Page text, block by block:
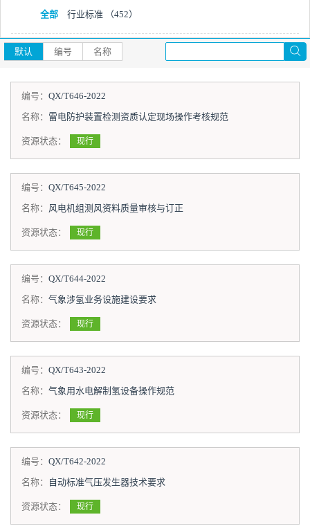
全部 行业标准 （452）
默认 编号 名称
编号： QX/T646-2022
名称： 雷电防护装置检测资质认定现场操作考核规范
资源状态： 现行
编号： QX/T645-2022
名称： 风电机组测风资料质量审核与订正
资源状态： 现行
编号： QX/T644-2022
名称： 气象涉氢业务设施建设要求
资源状态： 现行
编号： QX/T643-2022
名称： 气象用水电解制氢设备操作规范
资源状态： 现行
编号： QX/T642-2022
名称：
自动标准气压发生器技术要求
资源状态： 现行